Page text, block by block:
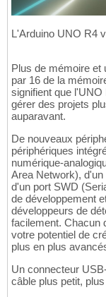
L'Arduino UNO R4
Plus de mémoire et
par 16 de la
signifient que
gérer des projets
auparavant.
De nouveaux
périphériques
numérique-
Area Network),
d'un port SWD
de développement
développeurs de
facilement. Chacun
votre potentiel de
plus en plus
Un connecteur
câble plus petit,